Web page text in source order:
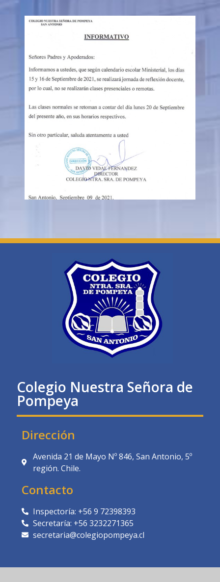
Colegio Nuestra Señora de
Pompeya
Dirección
Avenida 21 de Mayo Nº 846, San Antonio, 5º
región. Chile.
Contacto
Inspectoría: +56 9 72398393
Secretaría: +56 3232271365
secretaria@colegiopompeya.cl